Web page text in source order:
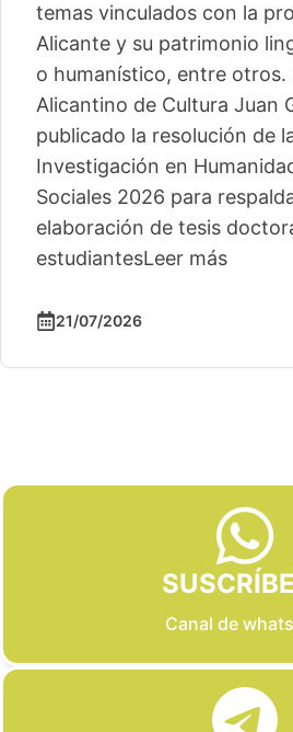
temas vinculados con la
Alicante y su patrimonio
o humanístico, entre otros.
Alicantino de Cultura Juan
publicado la resolución de
Investigación en
Sociales 2026 para
elaboración de tesis
estudiantesLeer más
21/07/2026
Canal de